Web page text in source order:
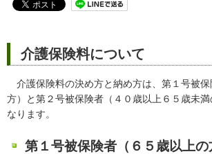
介護保険料について
介護保険料の決め方と納め方は、第１号被
方）と第２号被保険者（４０歳以上６５歳未
なります。
第１号被保険者（６５歳以上の